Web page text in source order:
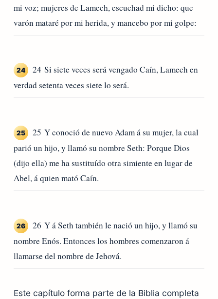
mi voz; mujeres de Lamech, escuchad mi dicho: que
varón mataré por mi herida, y mancebo por mi golpe:
24
24 Si siete veces será vengado Caín, Lamech en
verdad setenta veces siete lo será.
25
25 Y conoció de nuevo Adam á su mujer, la cual
parió un hijo, y llamó su nombre Seth: Porque Dios
(dijo ella) me ha sustituído otra simiente en lugar de
Abel, á quien mató Caín.
26
26 Y á Seth también le nació un hijo, y llamó su
nombre Enós. Entonces los hombres comenzaron á
llamarse del nombre de Jehová.
Este capítulo forma parte de la Biblia completa